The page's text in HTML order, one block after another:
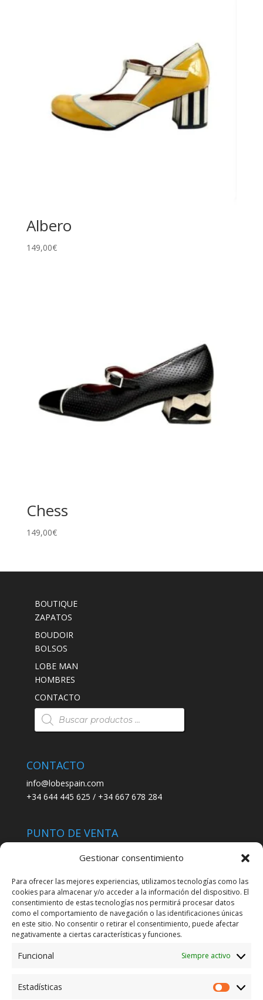
Gestionar consentimiento
Para ofrecer las mejores experiencias, utilizamos tecnologías como las
cookies para almacenar y/o acceder a la información del dispositivo. El
consentimiento de estas tecnologías nos permitirá procesar datos
como el comportamiento de navegación o las identificaciones únicas
en este sitio. No consentir o retirar el consentimiento, puede afectar
negativamente a ciertas características y funciones.
Funcional Siempre activo
Estadísticas
Albero
149,00€
Chess
149,00€
BOUTIQUE
ZAPATOS
BOUDOIR
BOLSOS
LOBE MAN
HOMBRES
CONTACTO
Búsqueda
de
productos
CONTACTO
info@lobespain.com
+34 644 445 625 / +34 667 678 284
PUNTO DE VENTA
C/ San José 6, 11004 Cádiz
LEGAL
POLÍTICA DE ENVÍO
TERMINOS Y CONDICIONES